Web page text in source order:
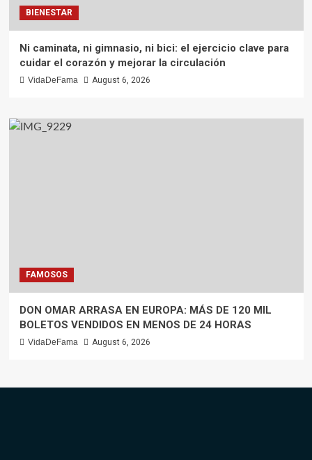
BIENESTAR
Ni caminata, ni gimnasio, ni bici: el ejercicio clave para
cuidar el corazón y mejorar la circulación
VidaDeFama August 6, 2026
FAMOSOS
DON OMAR ARRASA EN EUROPA: MÁS DE 120 MIL
BOLETOS VENDIDOS EN MENOS DE 24 HORAS
VidaDeFama August 6, 2026